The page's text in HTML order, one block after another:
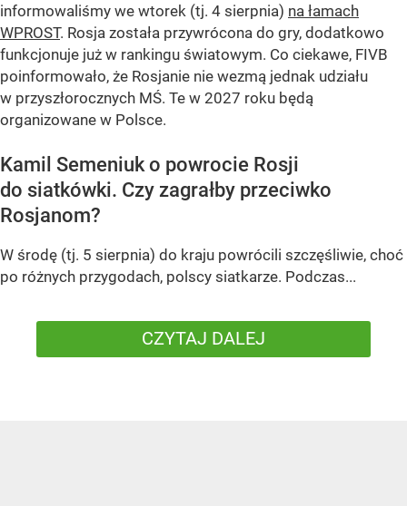
informowaliśmy we wtorek (tj. 4 sierpnia) na łamach
WPROST. Rosja została przywrócona do gry, dodatkowo
funkcjonuje już w rankingu światowym. Co ciekawe, FIVB
poinformowało, że Rosjanie nie wezmą jednak udziału
w przyszłorocznych MŚ. Te w 2027 roku będą
organizowane w Polsce.
Kamil Semeniuk o powrocie Rosji
do siatkówki. Czy zagrałby przeciwko
Rosjanom?
W środę (tj. 5 sierpnia) do kraju powrócili szczęśliwie, choć
po różnych przygodach, polscy siatkarze. Podczas...
CZYTAJ DALEJ